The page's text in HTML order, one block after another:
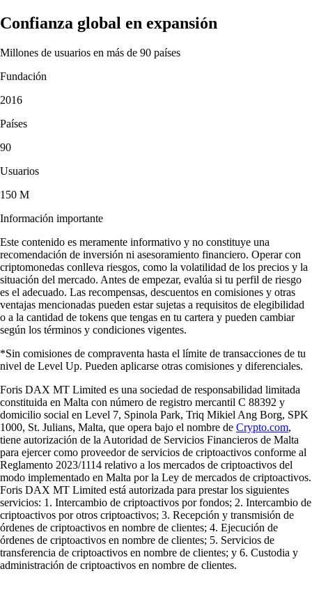
Confianza global en expansión
Millones de usuarios en más de 90 países
Fundación
2016
Países
90
Usuarios
150 M
Información importante
Este contenido es meramente informativo y no constituye una
recomendación de inversión ni asesoramiento financiero. Operar con
criptomonedas conlleva riesgos, como la volatilidad de los precios y la
situación del mercado. Antes de empezar, evalúa si tu perfil de riesgo
es el adecuado. Las recompensas, descuentos en comisiones y otras
ventajas mencionadas pueden estar sujetas a requisitos de elegibilidad
o a la cantidad de tokens que tengas en tu cartera y pueden cambiar
según los términos y condiciones vigentes.
*Sin comisiones de compraventa hasta el límite de transacciones de tu
nivel de Level Up. Pueden aplicarse otras comisiones y diferenciales.
Foris DAX MT Limited es una sociedad de responsabilidad limitada
constituida en Malta con número de registro mercantil C 88392 y
domicilio social en Level 7, Spinola Park, Triq Mikiel Ang Borg, SPK
1000, St. Julians, Malta, que opera bajo el nombre de Crypto.com,
tiene autorización de la Autoridad de Servicios Financieros de Malta
para ejercer como proveedor de servicios de criptoactivos conforme al
Reglamento 2023/1114 relativo a los mercados de criptoactivos del
modo implementado en Malta por la Ley de mercados de criptoactivos.
Foris DAX MT Limited está autorizada para prestar los siguientes
servicios: 1. Intercambio de criptoactivos por fondos; 2. Intercambio de
criptoactivos por otros criptoactivos; 3. Recepción y transmisión de
órdenes de criptoactivos en nombre de clientes; 4. Ejecución de
órdenes de criptoactivos en nombre de clientes; 5. Servicios de
transferencia de criptoactivos en nombre de clientes; y 6. Custodia y
administración de criptoactivos en nombre de clientes.